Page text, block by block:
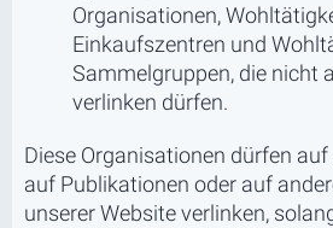
Organisationen,
Einkaufszentren und
Sammelgruppen, die nicht
verlinken dürfen.
Diese Organisationen dürfen
auf Publikationen oder auf
unserer Website verlinken,